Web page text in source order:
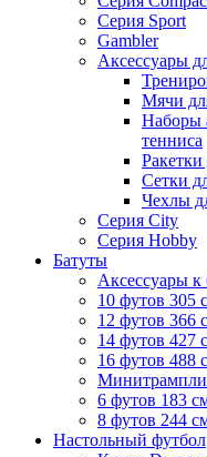
Серия Sport
Gambler
Аксессуары
Мячи
Наборы
тенниса
Ракетки
Сетки
Чехлы
Серия City
Серия Hobby
Батуты
Аксессуары к
10 футов 305
12 футов 366
14 футов 427
16 футов 488
6 футов 183
8 футов 244
Настольный футбол